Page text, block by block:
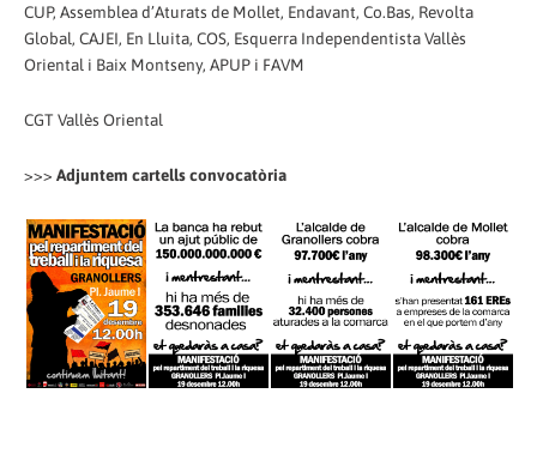
CUP, Assemblea d’Aturats de Mollet, Endavant, Co.Bas, Revolta
Global, CAJEI, En Lluita, COS, Esquerra Independentista Vallès
Oriental i Baix Montseny, APUP i FAVM
CGT Vallès Oriental
>>> Adjuntem cartells convocatòria